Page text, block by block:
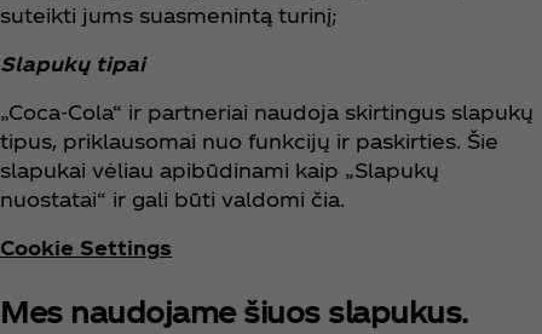
suteikti jums suasmenintą turinį;
Slapukų tipai
„Coca‑Cola“ ir partneriai naudoja skirtingus slapukų
tipus, priklausomai nuo funkcijų ir paskirties. Šie
slapukai vėliau apibūdinami kaip „Slapukų
nuostatai“ ir gali būti valdomi čia.
Cookie Settings
Mes naudojame šiuos slapukus.